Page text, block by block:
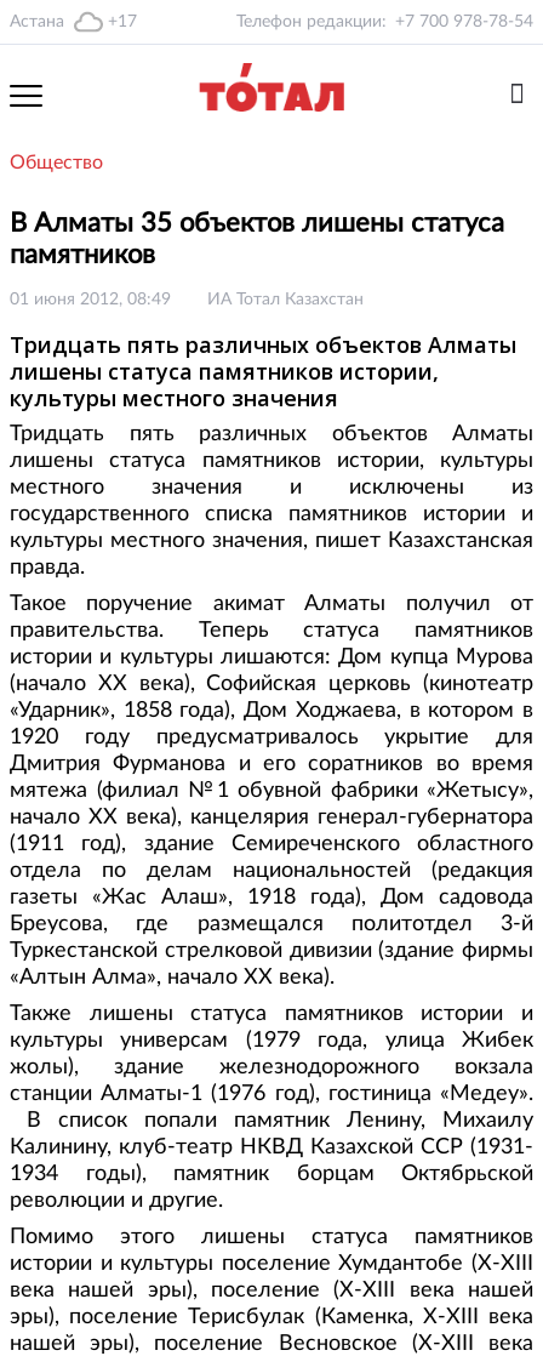
Астана +17 Телефон редакции: +7 700 978-78-54
Общество
В Алматы 35 объектов лишены статуса
памятников
01 июня 2012, 08:49 ИА Тотал Казахстан
Тридцать пять различных объектов Алматы
лишены статуса памятников истории,
культуры местного значения
Тридцать пять различных объектов Алматы
лишены статуса памятников истории, культуры
местного значения и исключены из
государственного списка памятников истории и
культуры местного значения, пишет Казахстанская
правда.
Такое поручение акимат Алматы получил от
правительства. Теперь статуса памятников
истории и культуры лишаются: Дом купца Мурова
(начало XX века), Софийская церковь (кинотеатр
«Ударник», 1858 года), Дом Ходжаева, в котором в
1920 году предусматривалось укрытие для
Дмитрия Фурманова и его соратников во время
мятежа (филиал №1 обувной фабрики «Жетысу»,
начало XX века), канцелярия генерал-губернатора
(1911 год), здание Семиреченского областного
отдела по делам национальностей (редакция
газеты «Жас Алаш», 1918 года), Дом садовода
Бреусова, где размещался политотдел 3-й
Туркестанской стрелковой дивизии (здание фирмы
«Алтын Алма», начало XX века).
Также лишены статуса памятников истории и
культуры универсам (1979 года, улица Жибек
жолы), здание железнодорожного вокзала
станции Алматы-1 (1976 год), гостиница «Медеу».
В список попали памятник Ленину, Михаилу
Калинину, клуб-театр НКВД Казахской ССР (1931-
1934 годы), памятник борцам Октябрьской
революции и другие.
Помимо этого лишены статуса памятников
истории и культуры поселение Хумдантобе (X-XIII
века нашей эры), поселение (X-XIII века нашей
эры), поселение Терисбулак (Каменка, X-XIII века
нашей эры), поселение Весновское (X-XIII века